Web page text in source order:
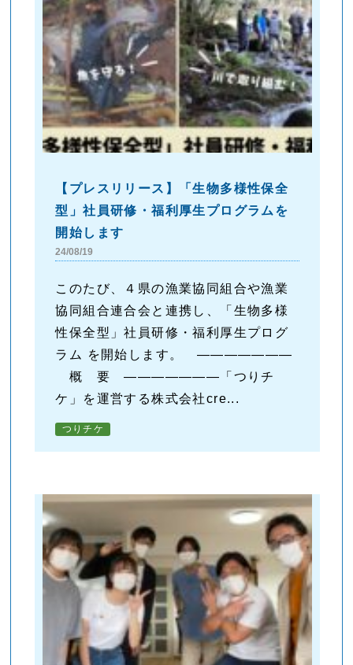
【プレスリリース】「生物多様性保全
型」社員研修・福利厚生プログラムを
開始します
24/08/19
このたび、４県の漁業協同組合や漁業
協同組合連合会と連携し、「生物多様
性保全型」社員研修・福利厚生プログ
ラム を開始します。 ―――――――
概 要 ―――――――「つりチ
ケ」を運営する株式会社cre...
つりチケ